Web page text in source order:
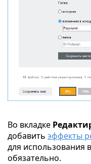
Во вкладке
добавить эффекты
для использования
обязательно.